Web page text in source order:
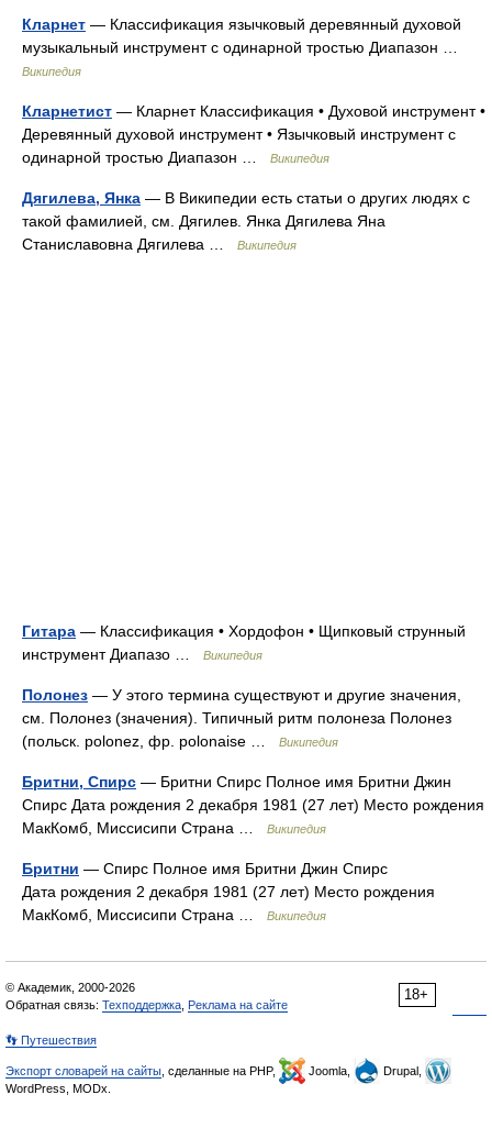
Кларнет — Классификация язычковый деревянный духовой
музыкальный инструмент с одинарной тростью Диапазон …
Википедия
Кларнетист — Кларнет Классификация • Духовой инструмент •
Деревянный духовой инструмент • Язычковый инструмент с
одинарной тростью Диапазон …
Википедия
Дягилева, Янка — В Википедии есть статьи о других людях с
такой фамилией, см. Дягилев. Янка Дягилева Яна
Станиславовна Дягилева …
Википедия
Гитара — Классификация • Хордофон • Щипковый струнный
инструмент Диапазо …
Википедия
Полонез — У этого термина существуют и другие значения,
см. Полонез (значения). Типичный ритм полонеза Полонез
(польск. polonez, фр. polonaise …
Википедия
Бритни, Спирс — Бритни Спирс Полное имя Бритни Джин
Спирс Дата рождения 2 декабря 1981 (27 лет) Место рождения
МакКомб, Миссисипи Страна …
Википедия
Бритни — Спирс Полное имя Бритни Джин Спирс
Дата рождения 2 декабря 1981 (27 лет) Место рождения
МакКомб, Миссисипи Страна …
Википедия
18+
© Академик, 2000-2026
Обратная связь: Техподдержка Реклама на сайте
👣 Путешествия
Экспорт словарей на сайты , сделанные на PHP, Joomla,
Drupal,
WordPress, MODx.